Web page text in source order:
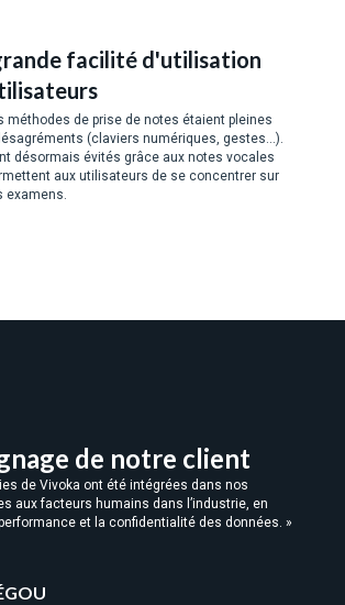
facilité d'utilisation
méthodes de prise de notes étaient pleines
(claviers numériques, gestes…).
désormais évités grâce aux notes vocales
aux utilisateurs de se concentrer sur
examens.
de notre client
de Vivoka ont été intégrées dans nos
aux facteurs humains dans l’industrie, en
et la confidentialité des données. »